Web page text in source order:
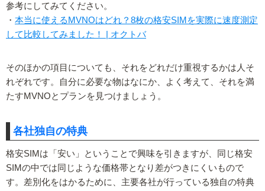
参考にしてみてください。
・ 本当に使えるMVNOはどれ？8枚の格安SIMを実際に速度測定
して比較してみました！ | オクトバ
そのほかの項目についても、それをどれだけ重視するかは人そ
れぞれです。自分に必要な物はなにか、よく考えて、それを満
たすMVNOとプランを見つけましょう。
各社独自の特典
格安SIMは「安い」ということで興味を引きますが、同じ格安
SIMの中では同じような価格帯となり差がつきにくいもので
す。差別化をはかるために、主要各社が行っている独自の特典